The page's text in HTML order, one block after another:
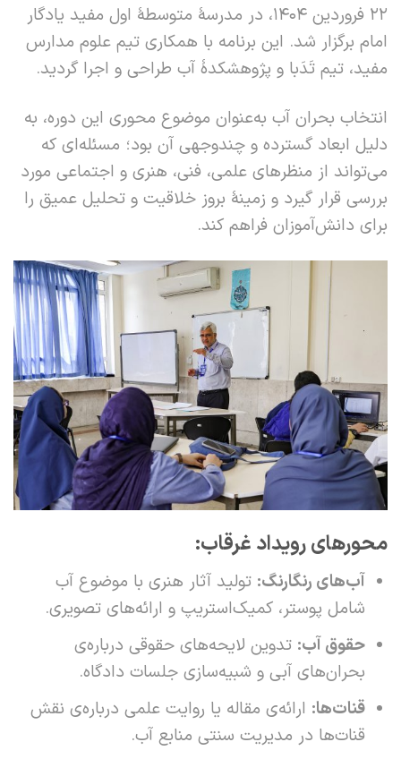
۲۲ فروردین ۱۴۰۴، در مدرسۀ متوسطۀ اول مفید یادگار
امام برگزار شد. این برنامه با همکاری تیم علوم مدارس
مفید، تیم تَدَبا و پژوهشکدۀ آب طراحی و اجرا گردید.
انتخاب بحران آب به‌عنوان موضوع محوری این دوره، به
دلیل ابعاد گسترده و چندوجهی آن بود؛ مسئله‌ای که
می‌تواند از منظرهای علمی، فنی، هنری و اجتماعی مورد
بررسی قرار گیرد و زمینۀ بروز خلاقیت و تحلیل عمیق را
برای دانش‌آموزان فراهم کند.
محورهای رویداد غرقاب:
آب‌های رنگارنگ: تولید آثار هنری با موضوع آب
شامل پوستر، کمیک‌استریپ و ارائه‌های تصویری.
حقوق آب: تدوین لایحه‌های حقوقی درباره‌ی
بحران‌های آبی و شبیه‌سازی جلسات دادگاه.
قنات‌ها: ارائه‌ی مقاله یا روایت علمی درباره‌ی نقش
قنات‌ها در مدیریت سنتی منابع آب.